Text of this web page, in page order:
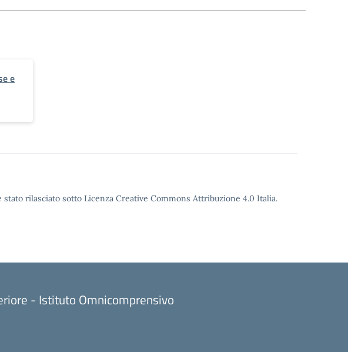
e
rilasciato sotto Licenza Creative Commons Attribuzione 4.0 Italia.
- Istituto Omnicomprensivo